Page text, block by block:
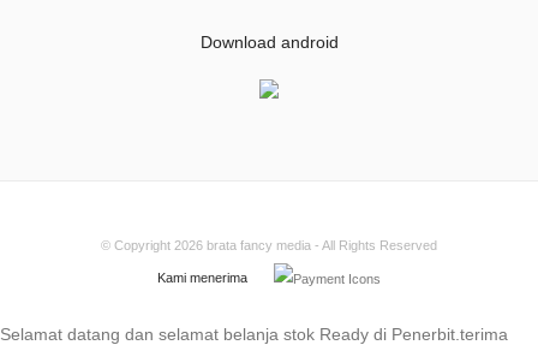
Download android
Kami menerima
© Copyright 2026 brata fancy media - All Rights Reserved
Selamat datang dan selamat belanja stok Ready di Penerbit.terima